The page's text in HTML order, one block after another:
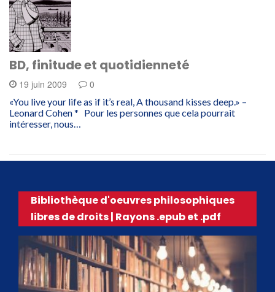
BD, finitude et quotidienneté
19 juin 2009 0
«You live your life as if it’s real, A thousand kisses deep.» –
Leonard Cohen * Pour les personnes que cela pourrait
intéresser, nous…
Bibliothèque d'oeuvres philosophiques
libres de droits | Rayons .epub et .pdf